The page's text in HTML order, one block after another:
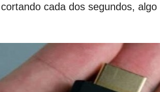
cada dos segundos,